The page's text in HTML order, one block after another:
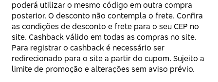
poderá utilizar o mesmo código em outra compra
posterior. O desconto não contempla o frete. Confira
as condições de desconto e frete para o seu CEP no
site. Cashback válido em todas as compras no site.
Para registrar o cashback é necessário ser
redirecionado para o site a partir do cupom. Sujeito a
limite de promoção e alterações sem aviso prévio.